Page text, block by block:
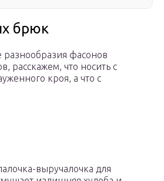
брюк
разнообразия фасонов
расскажем, что носить с
кроя, а что с
выручалочка для